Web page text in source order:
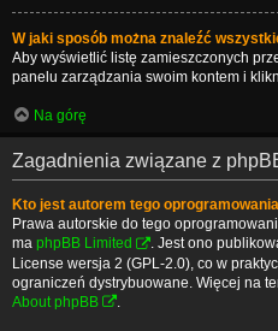
W jaki sposób można znaleźć
Aby wyświetlić listę zamieszczonych
panelu zarządzania swoim kontem i
Na górę
Zagadnienia związane z
Kto jest autorem tego
Prawa autorskie do tego
ma phpBB Limited
. Jest ono
License wersja 2 (GPL-2.0), co w
ograniczeń dystrybuowane. Więcej na
About phpBB